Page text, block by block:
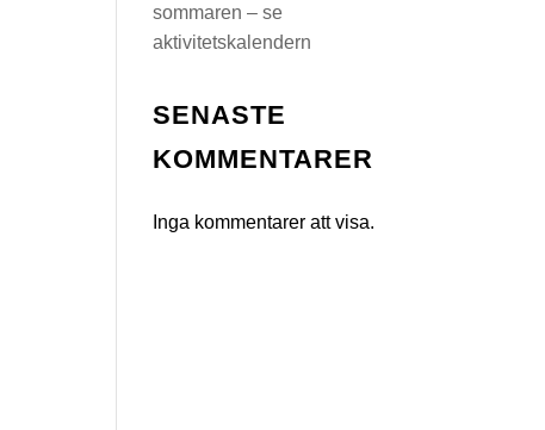
sommaren – se
aktivitetskalendern
SENASTE
KOMMENTARER
Inga kommentarer att visa.